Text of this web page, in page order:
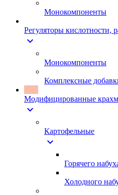
Монокомпоненты
Регуляторы кислотности,
expand_more
Монокомпоненты
Комплексные
Модифицированные
expand_more
Картофельные
expand_more
Горячего
Холодного